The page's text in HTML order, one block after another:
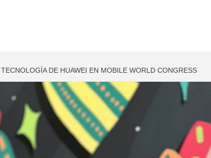
DE HUAWEI EN MOBILE WORLD CONGRESS